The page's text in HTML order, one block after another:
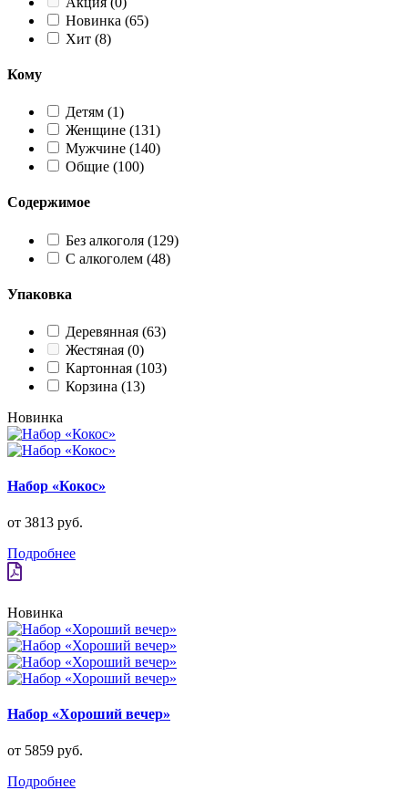
Новинка (65)
Хит (8)
Кому
Детям (1)
Женщине (131)
Мужчине (140)
Общие (100)
Содержимое
Без алкоголя (129)
С алкоголем (48)
Упаковка
Деревянная (63)
Жестяная (0)
Картонная (103)
Корзина (13)
Новинка
Набор «Кокос»
от 3813 руб.
Подробнее
Новинка
Набор «Хороший вечер»
от 5859 руб.
Подробнее